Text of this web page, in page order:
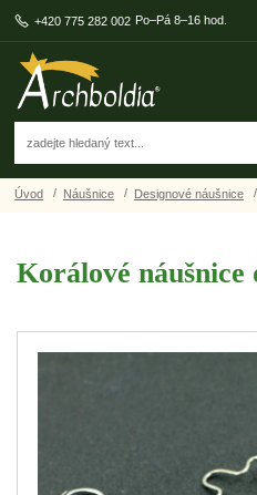
+420 775 282 002 Po–Pá 8–16 hod.
Úvod Náušnice Designové náušnice
Korálové náušnice